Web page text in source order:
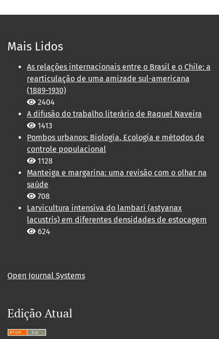
Mais Lidos
As relações internacionais entre o Brasil e o Chile: a
rearticulação de uma amizade sul-americana
(1889-1930)
2404
A difusão do trabalho literário de Raquel Naveira
1413
Pombos urbanos: Biologia, Ecologia e métodos de
controle populacional
1128
Manteiga e margarina: uma revisão com o olhar na
saúde
708
Larvicultura intensiva do lambari (astyanax
lacustris) em diferentes densidades de estocagem
624
Open Journal Systems
Edição Atual